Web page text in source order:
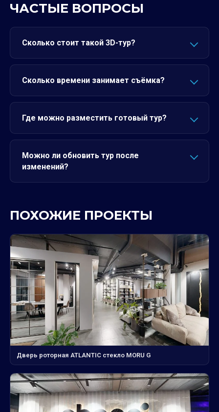
ЧАСТЫЕ ВОПРОСЫ
Сколько стоит такой 3D-тур?
Сколько времени занимает съёмка?
Где можно разместить готовый тур?
Можно ли обновить тур после
изменений?
ПОХОЖИЕ ПРОЕКТЫ
Дверь роторная ATLANTIC стекло MORU G